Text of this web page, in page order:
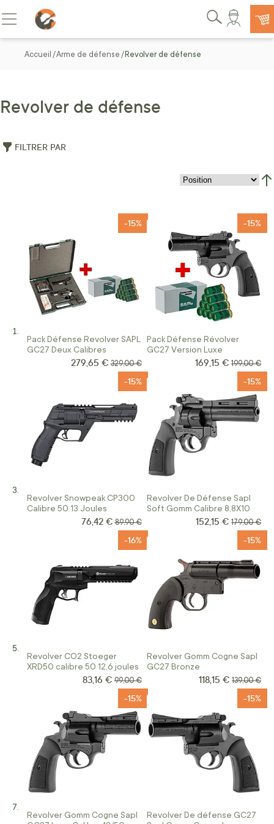
Allez au contenu
Basculer la navigation
Rechercher
Accueil Arme de défense Revolver de défense
Revolver de défense
FILTRER PAR
Pack Défense Revolver SAPL
GC27 Deux Calibres
-15%
Prix Spécial
279,65 € Prix normal
329,00 €
Pack Défense Révolver
GC27 Version Luxe
-15%
Prix Spécial
169,15 € Prix normal
199,00 €
Revolver Snowpeak CP300
Calibre 50 13 Joules
-15%
Prix Spécial
76,42 € Prix normal
89,90 €
Revolver De Défense Sapl
Soft Gomm Calibre 8,8X10
-15%
Prix Spécial
152,15 € Prix normal
179,00 €
Revolver CO2 Stoeger
XRD50 calibre 50 12,6 joules
-16%
Prix Spécial
83,16 € Prix normal
99,00 €
Revolver Gomm Cogne Sapl
GC27 Bronze
-15%
Prix Spécial
118,15 € Prix normal
139,00 €
Revolver Gomm Cogne Sapl
-15%
Revolver De défense GC27
-15%